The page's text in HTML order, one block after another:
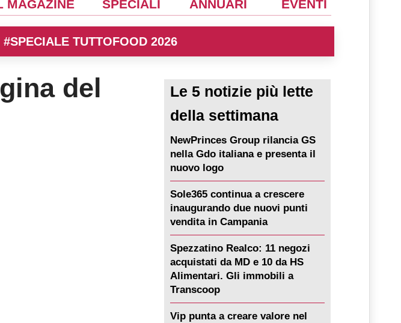
MAGAZINE SPECIALI ANNUARI EVENTI
#SPECIALE TUTTOFOOD 2026
del
Le 5 notizie più lette
della settimana
NewPrinces Group rilancia GS
nella Gdo italiana e presenta il
nuovo logo
Sole365 continua a crescere
inaugurando due nuovi punti
vendita in Campania
Spezzatino Realco: 11 negozi
acquistati da MD e 10 da HS
Alimentari. Gli immobili a
Transcoop
Vip punta a creare valore nel